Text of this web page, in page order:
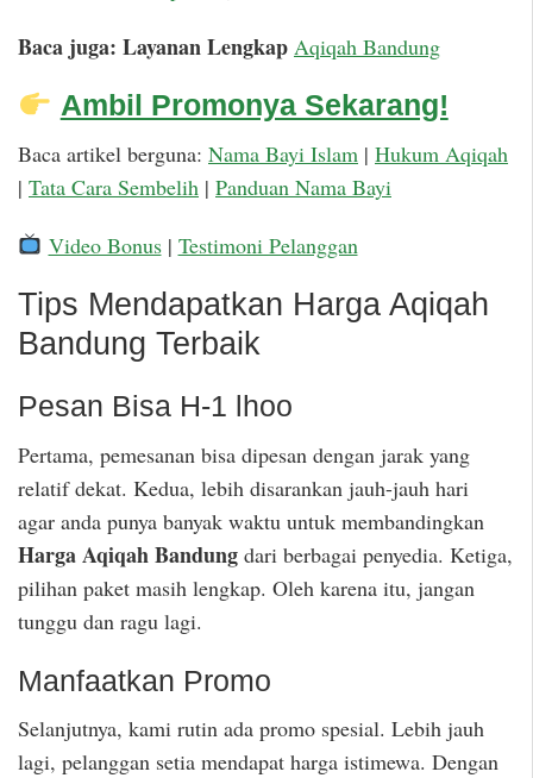
Baca juga: Layanan Lengkap Aqiqah Bandung
Ambil Promonya Sekarang!
Baca artikel berguna: Nama Bayi Islam | Hukum Aqiqah
| Tata Cara Sembelih | Panduan Nama Bayi
Video Bonus| Testimoni Pelanggan
Tips Mendapatkan Harga Aqiqah
Bandung Terbaik
Pesan Bisa H-1 lhoo
Pertama, pemesanan bisa dipesan dengan jarak yang
relatif dekat. Kedua, lebih disarankan jauh-jauh hari
agar anda punya banyak waktu untuk membandingkan
Harga Aqiqah Bandung dari berbagai penyedia. Ketiga,
pilihan paket masih lengkap. Oleh karena itu, jangan
tunggu dan ragu lagi.
Manfaatkan Promo
Selanjutnya, kami rutin ada promo spesial. Lebih jauh
lagi, pelanggan setia mendapat harga istimewa. Dengan